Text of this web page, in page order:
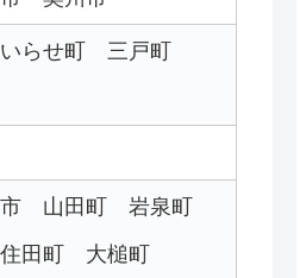
らせ町
三戸町
山田町
岩泉町
住田町
大槌町